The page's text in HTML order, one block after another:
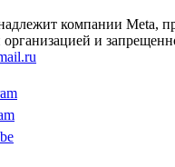
компании Meta,
организацией и